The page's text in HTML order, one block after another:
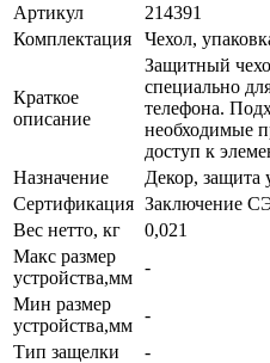
Артикул
214391
Комплектация
Чехол,
Краткое
описание
Защитный
специально
телефона.
необходимые
доступ к
Назначение
Декор, защита
Сертификация Заключение
Вес нетто, кг
0,021
Макс размер
устройства,мм
-
Мин размер
устройства,мм
-
Тип защелки
-